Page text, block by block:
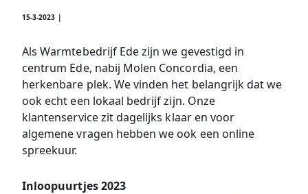
15-3-2023 |
Als Warmtebedrijf Ede zijn we gevestigd in
centrum Ede, nabij Molen Concordia, een
herkenbare plek. We vinden het belangrijk dat we
ook echt een lokaal bedrijf zijn. Onze
klantenservice zit dagelijks klaar en voor
algemene vragen hebben we ook een online
spreekuur.
Inloopuurtjes 2023